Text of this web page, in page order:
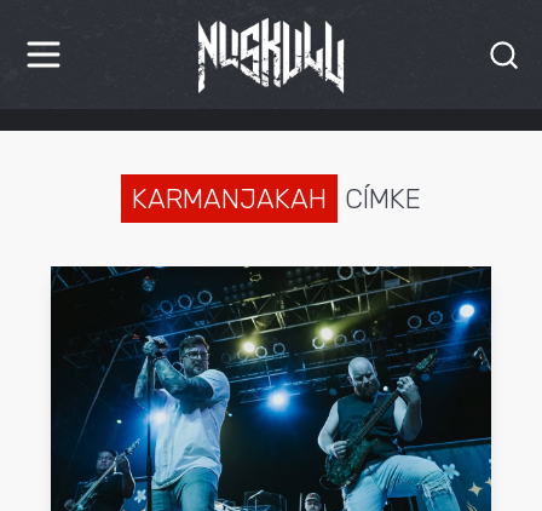
HÍREK
PREMIEREK
MÁSVILÁG
KARMANJAKAH CÍMKE